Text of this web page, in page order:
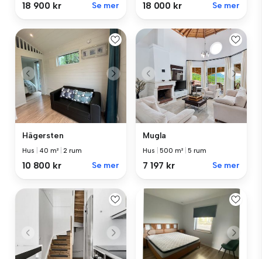
18 900 kr Se mer 18 000 kr Se mer
Hägersten
Hus 40 m² 2 rum
10 800 kr Se mer
Mugla
Hus |500 m² |5 rum
7 197 kr Se mer